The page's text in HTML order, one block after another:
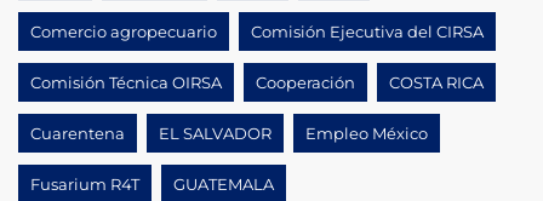
Comercio agropecuario Comisión Ejecutiva del CIRSA
Comisión Técnica OIRSA Cooperación COSTA RICA
Cuarentena EL SALVADOR Empleo México
Fusarium R4T GUATEMALA